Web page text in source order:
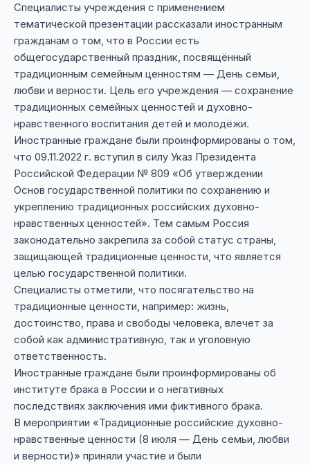
Специалисты учреждения с применением
тематической презентации рассказали иностранным
гражданам о том, что в России есть
общегосударственный праздник, посвящённый
традиционным семейным ценностям — День семьи,
любви и верности. Цель его учреждения — сохранение
традиционных семейных ценностей и духовно-
нравственного воспитания детей и молодёжи.
Иностранные граждане были проинформированы о том,
что 09.11.2022 г. вступил в силу Указ Президента
Российской Федерации № 809 «Об утверждении
Основ государственной политики по сохранению и
укреплению традиционных российских духовно-
нравственных ценностей». Тем самым Россия
законодательно закрепила за собой статус страны,
защищающей традиционные ценности, что является
целью государственной политики.
Специалисты отметили, что посягательство на
традиционные ценности, например: жизнь,
достоинство, права и свободы человека, влечет за
собой как административную, так и уголовную
ответственность.
Иностранные граждане были проинформированы об
институте брака в России и о негативных
последствиях заключения ими фиктивного брака.
В мероприятии «Традиционные российские духовно-
нравственные ценности (8 июля — День семьи, любви
и верности)» приняли участие и были